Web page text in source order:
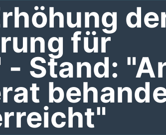
für
Stand: